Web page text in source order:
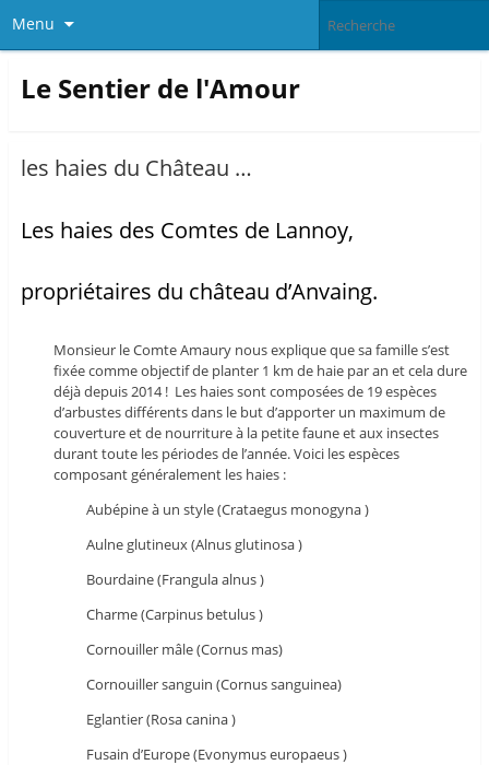
Menu
Le Sentier de l'Amour
les haies du Château …
Les haies des Comtes de Lannoy,
propriétaires du château d’Anvaing.
Monsieur le Comte Amaury nous explique que sa famille s’est
fixée comme objectif de planter 1 km de haie par an et cela dure
déjà depuis 2014 ! Les haies sont composées de 19 espèces
d’arbustes différents dans le but d’apporter un maximum de
couverture et de nourriture à la petite faune et aux insectes
durant toute les périodes de l’année. Voici les espèces
composant généralement les haies :
Aubépine à un style (Crataegus monogyna )
Aulne glutineux (Alnus glutinosa )
Bourdaine (Frangula alnus )
Charme (Carpinus betulus )
Cornouiller mâle (Cornus mas)
Cornouiller sanguin (Cornus sanguinea)
Eglantier (Rosa canina )
Fusain d’Europe (Evonymus europaeus )